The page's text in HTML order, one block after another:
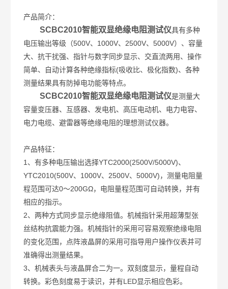
产品简介：
SCBC2010智能双显绝缘电阻测试仪具有多种
电压输出等级（500V、1000V、2500V、5000V）、容量
大、抗干扰强、指针与数字同步显示、交直流两用、操作
简单、自动计算各种绝缘指标(吸收比、极化指数)、各种
测量结果具有防掉电功能等特点。
SCBC2010智能双显绝缘电阻测试仪是测量大
容量变压器、互感器、发电机、高压电动机、电力电容、
电力电缆、避雷器等绝缘电阻的理想测试仪器。
产品特征：
1、有多种电压输出选择YTC2000(2500V/5000V)、
YTC2010(500V、1000V、2500V、5000V)，测量电阻量
程范围可达0～200GΩ，电阻量程范围可自动转换，并有
相应的指示。
2、两种方式同步显示绝缘阻值。机械指针采用超薄型张
丝结构抗震能力强。机械指针的采用可容易观察绝缘电阻
的变化范围，点阵液晶屏的采用可指导用户操作仪表并可
准确得出测量结果。
3、机械表头与液晶屏合二为一。双刻度显示，量程自动
转换。彩色刻度易于读识，并有LED显示相应色彩。